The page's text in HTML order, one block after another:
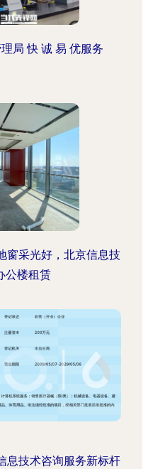
局 快 诚 易 优服务
窗采光好，北京信息技
公楼租赁
息技术咨询服务新标杆